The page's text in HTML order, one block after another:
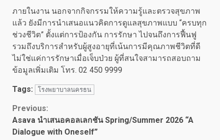
ภายในงาน นอกจากกิจกรรมให้ความรู้และตรวจสุขภาพ
แล้ว ยังมีการนำเสนอแนวคิดการดูแลสุขภาพแบบ “ครบทุก
ช่วงชีวิต” ตั้งแต่การป้องกัน การรักษา ไปจนถึงการฟื้นฟู
รวมถึงบริการสำหรับผู้สูงอายุที่เน้นการมีคุณภาพชีวิตที่ดี
ไม่ใช่แค่การรักษาเมื่อเจ็บป่วย ผู้ที่สนใจสามารถสอบถาม
ข้อมูลเพิ่มเติม โทร. 02 450 9999
Tags: โรงพยาบาลนครธน
Continue
Reading
Previous:
Asava นำเสนอคอลเลกชัน Spring/Summer 2026 “A
Dialogue with Oneself”